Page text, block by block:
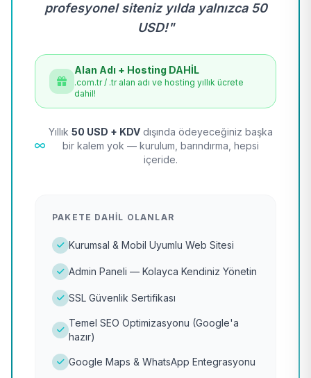
profesyonel siteniz yılda yalnızca 50
USD!"
Alan Adı + Hosting DAHİL
.com.tr / .tr alan adı ve hosting yıllık ücrete
dahil!
Yıllık 50 USD + KDV dışında ödeyeceğiniz başka
bir kalem yok — kurulum, barındırma, hepsi
içeride.
PAKETE DAHIL OLANLAR
Kurumsal & Mobil Uyumlu Web Sitesi
Admin Paneli — Kolayca Kendiniz Yönetin
SSL Güvenlik Sertifikası
Temel SEO Optimizasyonu (Google'a
hazır)
Google Maps & WhatsApp Entegrasyonu